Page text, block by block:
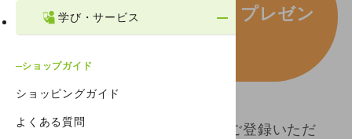
学び・サービス
ショップガイド
ショッピングガイド
よくある質問
「クスリネ１曲まるごとプレゼン
このたびはカラケアメルマガにご登録いただ